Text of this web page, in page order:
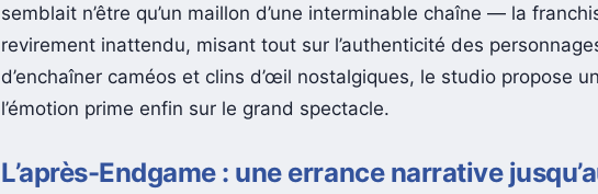
semblait n’être qu’un maillon d’une interminable chaîne — la
revirement inattendu, misant tout sur l’authenticité des
d’enchaîner caméos et clins d’œil nostalgiques, le studio propose
l’émotion prime enfin sur le grand spectacle.
L’après-Endgame : une errance narrative